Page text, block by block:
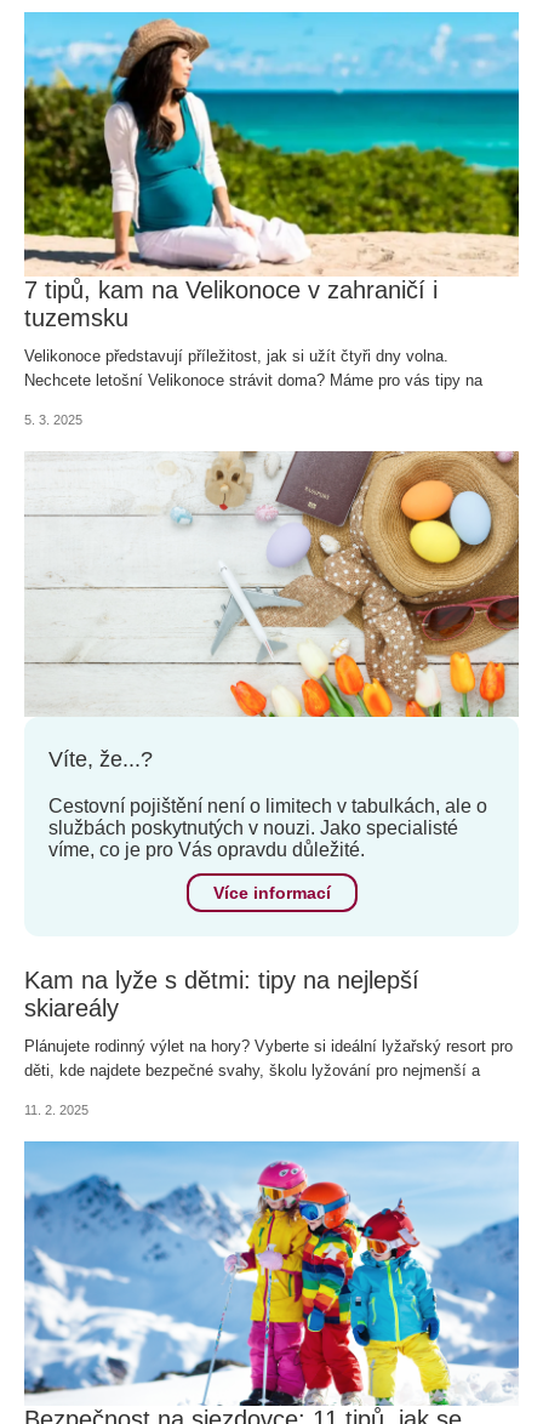
7 tipů, kam na Velikonoce v zahraničí i
tuzemsku
Velikonoce představují příležitost, jak si užít čtyři dny volna.
Nechcete letošní Velikonoce strávit doma? Máme pro vás tipy na
velikonočních tradic.
5. 3. 2025
Víte, že...?
Cestovní pojištění není o limitech v tabulkách, ale o
službách poskytnutých v nouzi. Jako specialisté
víme, co je pro Vás opravdu důležité.
Více informací
Kam na lyže s dětmi: tipy na nejlepší
skiareály
Plánujete rodinný výlet na hory? Vyberte si ideální lyžařský resort pro
děti, kde najdete bezpečné svahy, školu lyžování pro nejmenší a
které jsou na lyžování s dětmi ideální.
11. 2. 2025